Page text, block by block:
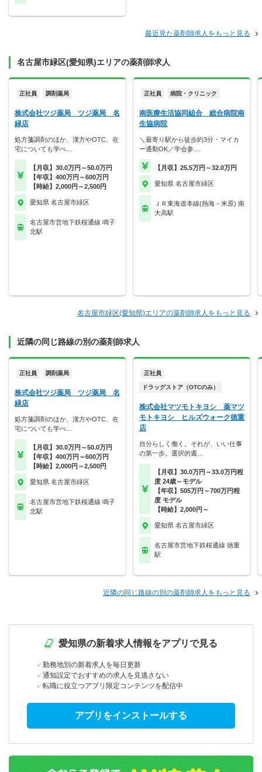
最近見た薬剤師求人をもっと見る
名古屋市緑区(愛知県)エリアの薬剤師求人
正社員 調剤薬局
株式会社ツジ薬局 ツジ薬局 名
緑店
処方箋調剤のほか、漢方やOTC、在
宅についても学べ…
【月収】30.0万円～50.0万円
【年収】400万円～600万円
【時給】2,000円～2,500円
愛知県 名古屋市緑区
名古屋市営地下鉄桜通線 鳴子
北駅
正社員 病院・クリニック
南医療生活協同組合 総合病院南
生協病院
＼最寄り駅から徒歩約3分・マイカ
ー通勤OK／学会参…
【月収】25.5万円～32.0万円
愛知県 名古屋市緑区
ＪＲ東海道本線(熱海－米原) 南
大高駅
名古屋市緑区(愛知県)エリアの薬剤師求人をもっと見る
近隣の同じ路線の別の薬剤師求人
正社員 調剤薬局
株式会社ツジ薬局 ツジ薬局 名
緑店
処方箋調剤のほか、漢方やOTC、在
宅についても学べ…
【月収】30.0万円～50.0万円
【年収】400万円～600万円
【時給】2,000円～2,500円
愛知県 名古屋市緑区
名古屋市営地下鉄桜通線 鳴子
北駅
正社員
ドラッグストア（OTCのみ）
株式会社マツモトキヨシ 薬マツ
モトキヨシ ヒルズウォーク徳重
店
自分らしく働く。それが、いい仕事
の第一歩。選択的週…
【月収】30.0万円～33.0万円程
度 24歳～モデル
【年収】505万円～700万円程
度 モデル
【時給】2,000円～
愛知県 名古屋市緑区
名古屋市営地下鉄桜通線 徳重
駅
近隣の同じ路線の別の薬剤師求人をもっと見る
愛知県の新着求人情報をアプリで見る
勤務地別の新着求人を毎日更新
通知設定でおすすめの求人を見逃さない
転職に役立つアプリ限定コンテンツを配信中
アプリをインストールする